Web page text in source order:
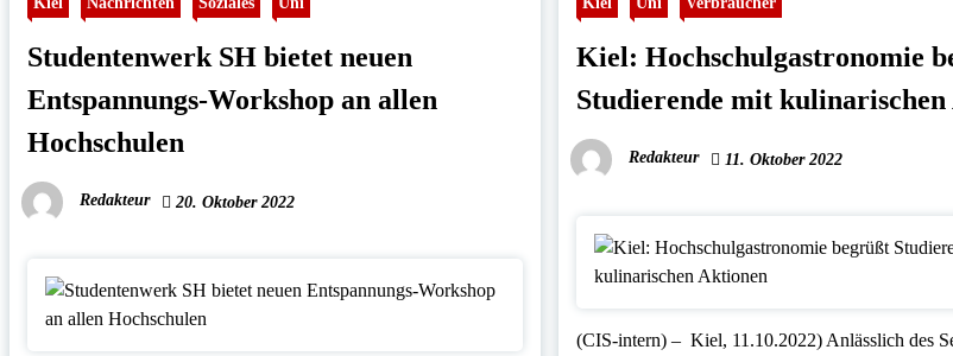
Studentenwerk SH bietet neuen
Entspannungs-Workshop an allen
Hochschulen
Redakteur 20. Oktober 2022
Kiel: Hochschulgastronomie
Studierende mit
Redakteur 11. Oktober 2022
(CIS-intern) – Kiel, 11.10.2022) Anlässlich des